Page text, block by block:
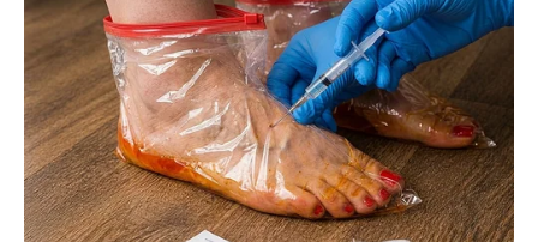
Son entourage se montre satisfait de son numéro de
corde. Courageux et appliqué, il a déjà démontré
une solide compétitivité face à des adversaires de
qualité.
L’interrogation concerne surtout son aptitude aux
2.100 mètres. Toutefois, sa régularité et son sérieux
lui permettent d’envisager une belle performance.